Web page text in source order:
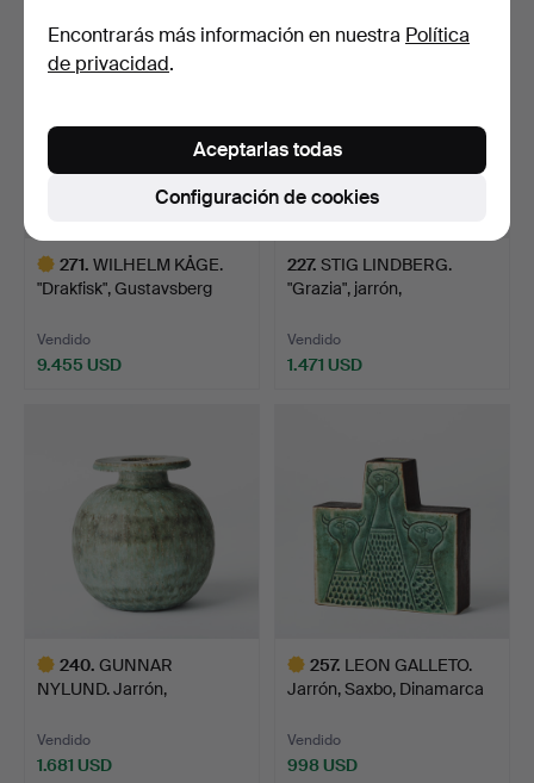
seleccionado
seleccionado
271. WILHELM KÅGE.
"Drakfisk", Gustavsberg
Vendido
9.455 USD
227. STIG LINDBERG.
"Grazia", jarrón,
Vendido
1.471 USD
240. GUNNAR
NYLUND. Jarrón,
Vendido
1.681 USD
257. LEON GALLETO.
Jarrón, Saxbo, Dinamarca
Vendido
998 USD
Encontrarás más información en nuestra Política
de privacidad.
Configuración de cookies
Aceptarlas todas